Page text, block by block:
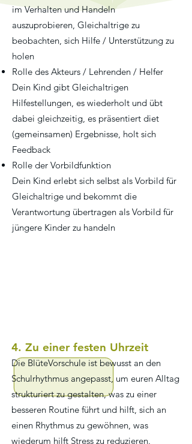
im Verhalten und Handeln
auszuprobieren, Gleichaltrige zu
beobachten, sich Hilfe / Unterstützung zu
holen
Rolle des Akteurs / Lehrenden / Helfer
Dein Kind gibt Gleichaltrigen
Hilfestellungen, es wiederholt und übt
dabei gleichzeitig, es präsentiert diet
(gemeinsamen) Ergebnisse, holt sich
Feedback
Rolle der Vorbildfunktion
Dein Kind erlebt sich selbst als Vorbild für
Gleichaltrige und bekommt die
Verantwortung übertragen als Vorbild für
jüngere Kinder zu handeln
4. Zu einer festen Uhrzeit
Die BlüteVorschule ist bewusst an den
Schulrhythmus angepasst, um euren Alltag
strukturiert zu gestalten, was zu einer
besseren Routine führt und hilft, sich an
einen Rhythmus zu gewöhnen, was
wiederum hilft Stress zu reduzieren.